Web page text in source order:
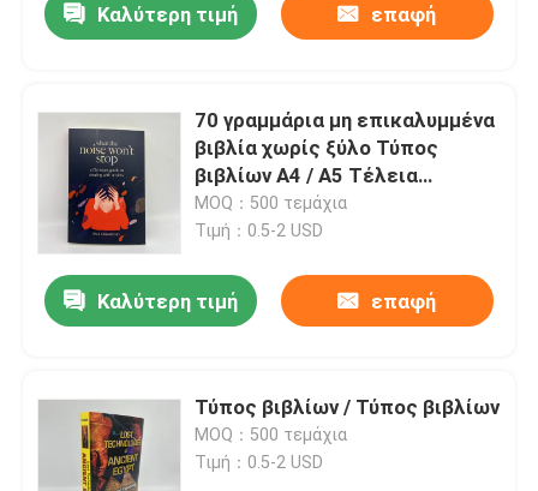
Περίπου εμείς
Μας ελάτε σε επαφή με
Ειδήσεις
Ζητήστε ένα απόσπασμα
Εκτύπωση βιβλίων καφέ
Εκτύπωση Καρτών Ταρώ
Καλύτερη τιμή επαφή
70 γραμμάρια μη επικαλυμμένα
βιβλία χωρίς ξύλο Τύπος
βιβλίων A4 / A5 Τέλεια
τυποποίηση βιβλίων
MOQ：500 τεμάχια
Τιμή：0.5-2 USD
Καλύτερη τιμή επαφή
Τύπος βιβλίων / Τύπος βιβλίων
MOQ：500 τεμάχια
Τιμή：0.5-2 USD